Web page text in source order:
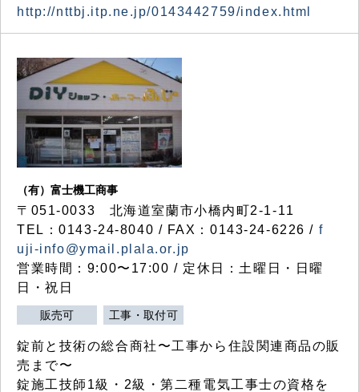
http://nttbj.itp.ne.jp/0143442759/index.html
（有）富士機工商事
〒051-0033 北海道室蘭市小橋内町2-1-11
TEL：0143-24-8040 / FAX：0143-24-6226 / f
uji-info@ymail.plala.or.jp
営業時間：9:00〜17:00 / 定休日：土曜日・日曜
日・祝日
販売可 工事・取付可
錠前と技術の総合商社〜工事から住設関連商品の販
売まで〜
錠施工技師1級・2級・第二種電気工事士の資格を